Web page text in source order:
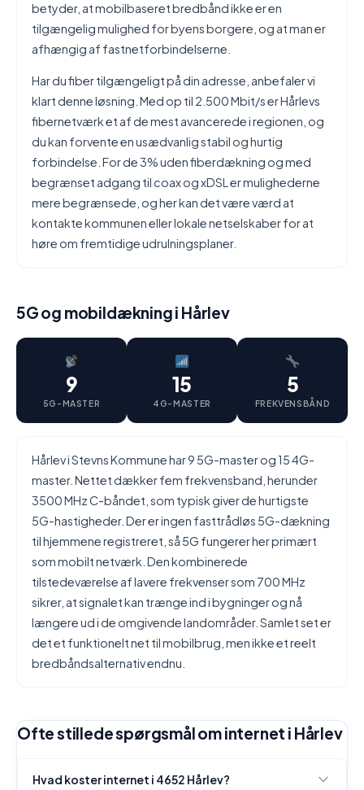
betyder, at mobilbaseret bredbånd ikke er en
tilgængelig mulighed for byens borgere, og at man er
afhængig af fastnetforbindelserne.
Har du fiber tilgængeligt på din adresse, anbefaler vi
klart denne løsning. Med op til 2.500 Mbit/s er Hårlevs
fibernetværk et af de mest avancerede i regionen, og
du kan forvente en usædvanlig stabil og hurtig
forbindelse. For de 3% uden fiberdækning og med
begrænset adgang til coax og xDSL er mulighederne
mere begrænsede, og her kan det være værd at
kontakte kommunen eller lokale netselskaber for at
høre om fremtidige udrulningsplaner.
5G og mobildækning i Hårlev
9
5G-MASTER
15
4G-MASTER
5
FREKVENSBÅND
Hårlev i Stevns Kommune har 9 5G-master og 15 4G-
master. Nettet dækker fem frekvensband, herunder
3500 MHz C-båndet, som typisk giver de hurtigste
5G-hastigheder. Der er ingen fasttrådløs 5G-dækning
til hjemmene registreret, så 5G fungerer her primært
som mobilt netværk. Den kombinerede
tilstedeværelse af lavere frekvenser som 700 MHz
sikrer, at signalet kan trænge ind i bygninger og nå
længere ud i de omgivende landområder. Samlet set er
det et funktionelt net til mobilbrug, men ikke et reelt
bredbåndsalternativ endnu.
Ofte stillede spørgsmål om internet i Hårlev
Hvad koster internet i 4652 Hårlev?